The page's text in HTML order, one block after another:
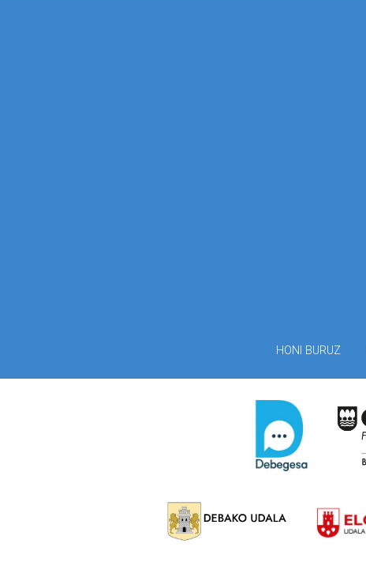
HONI BURUZ